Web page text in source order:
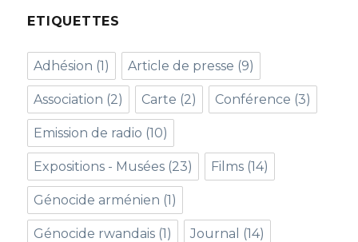
ETIQUETTES
Adhésion (1) Article de presse (9)
Association (2) Carte (2) Conférence (3)
Emission de radio (10)
Expositions - Musées (23) Films (14)
Génocide arménien (1)
Génocide rwandais (1) Journal (14)